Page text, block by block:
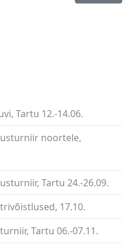
Tartu 12.-14.06.
noortele,
Tartu 24.-26.09.
17.10.
Tartu 06.-07.11.